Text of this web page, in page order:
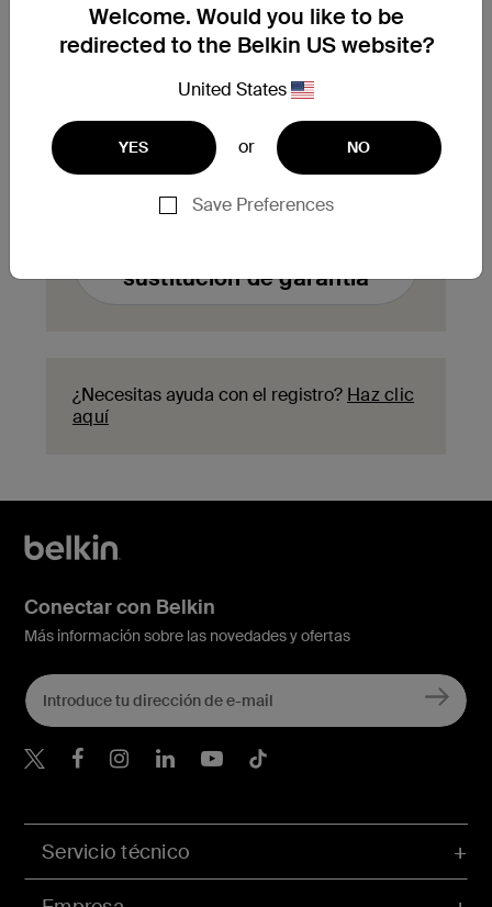
sustitución de un producto
en garantía?
Rellena aquí el formulario de solicitud de
sustitución de garantía y nuestro equipo de
atención al cliente se pondrá en contacto
contigo para informarte de los siguientes
sustitución de garantía
¿Necesitas ayuda con el registro? Haz clic
aquí
Welcome. Would you like to be
redirected to the Belkin US website?
United States
YES or NO
Save Preferences
Servicio técnico
Conectar con Belkin
Más información sobre las novedades y ofertas
Belkin Twitter